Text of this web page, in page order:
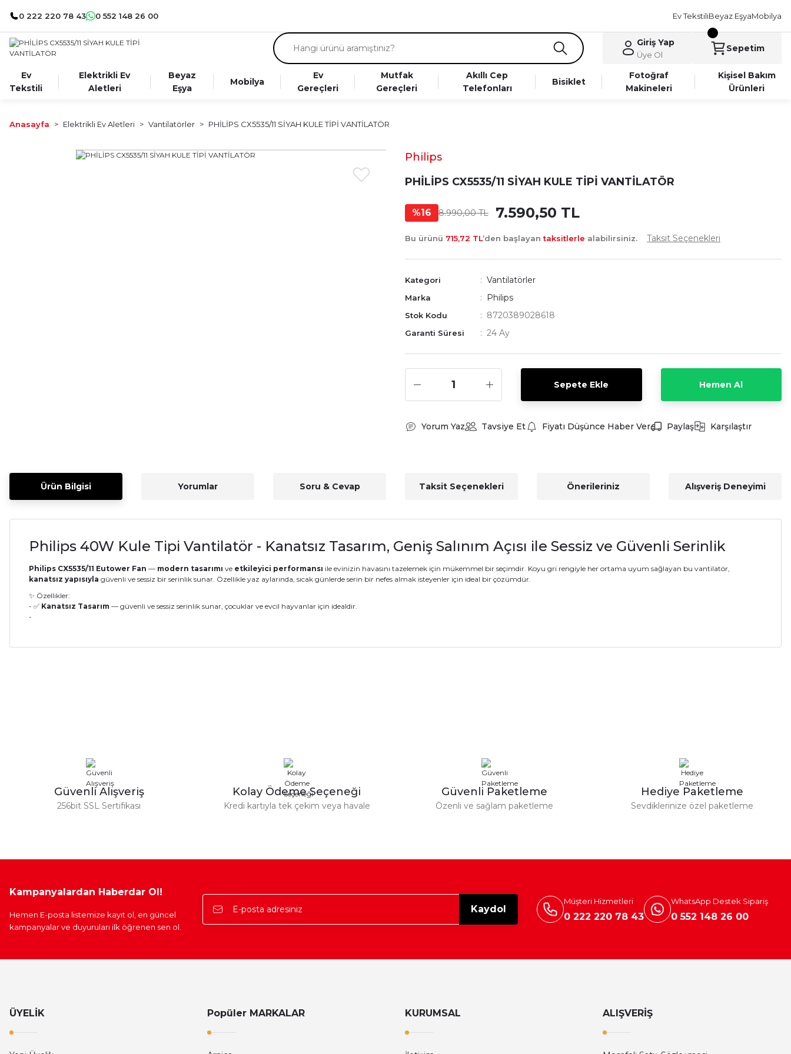
0 222 220 78 43 0 552 148 26 00 Ev TekstiliBeyaz EşyaMobilya
Giriş Yap
Üye Ol
Sepetim
Ev
Tekstili
Elektrikli Ev
Aletleri
Beyaz
Eşya
Mobilya
Ev
Gereçleri
Mutfak
Gereçleri
Akıllı Cep
Telefonları
Bisiklet
Fotoğraf
Makineleri
Kişisel Bakım
Ürünleri
Anasayfa Elektrikli Ev Aletleri Vantilatörler PHİLİPS CX5535/11 SİYAH KULE TİPİ VANTİLATÖR
Philips
PHİLİPS CX5535/11 SİYAH KULE TİPİ VANTİLATÖR
%16 8.990,00 TL 7.590,50 TL
Bu ürünü 715,72 TL’den başlayantaksitlerle alabilirsiniz. Taksit Seçenekleri
Kategori Vantilatörler
Marka Philips
Stok Kodu 8720389028618
Garanti Süresi 24 Ay
Sepete Ekle Hemen Al
Yorum Yaz Tavsiye Et Fiyatı Düşünce Haber Ver Paylaş Karşılaştır
Ürün Bilgisi Yorumlar Soru & Cevap Taksit Seçenekleri Önerileriniz Alışveriş Deneyimi
Philips 40W Kule Tipi Vantilatör - Kanatsız Tasarım, Geniş Salınım Açısı ile Sessiz ve Güvenli Serinlik
Philips CX5535/11 Eutower Fan — modern tasarımı ve etkileyici performansı ile evinizin havasını tazelemek için mükemmel bir seçimdir. Koyu gri rengiyle her ortama uyum sağlayan bu vantilatör,
kanatsız yapısıyla güvenli ve sessiz bir serinlik sunar. Özellikle yaz aylarında, sıcak günlerde serin bir nefes almak isteyenler için ideal bir çözümdür.
✨ Özellikler:
- ✅ Kanatsız Tasarım — güvenli ve sessiz serinlik sunar, çocuklar ve evcil hayvanlar için idealdir.
-
Ürün fiyatı diğer sitelerden daha pahalı.
Bu ürüne benzer farklı alternatifler olmalı.
Gönder
Güvenli Alışveriş
256bit SSL Sertifikası
Kolay Ödeme Seçeneği
Kredi kartıyla tek çekim veya havale
Güvenli Paketleme
Özenli ve sağlam paketleme
Hediye Paketleme
Sevdiklerinize özel paketleme
Kampanyalardan Haberdar Ol!
Hemen E-posta listemize kayıt ol, en güncel
kampanyalar ve duyuruları ilk öğrenen sen ol.
Kaydol
Müşteri Hizmetleri
0 222 220 78 43
WhatsApp Destek Sipariş
0 552 148 26 00
ÜYELİK Popüler MARKALAR KURUMSAL ALIŞVERİŞ